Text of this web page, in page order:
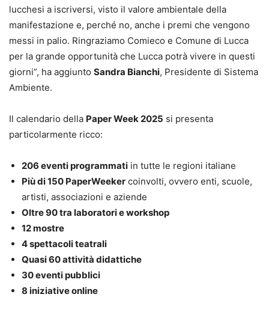
lucchesi a iscriversi, visto il valore ambientale della
manifestazione e, perché no, anche i premi che vengono
messi in palio. Ringraziamo Comieco e Comune di Lucca
per la grande opportunità che Lucca potrà vivere in questi
giorni”, ha aggiunto Sandra Bianchi, Presidente di Sistema
Ambiente.
Il calendario della Paper Week 2025 si presenta
particolarmente ricco:
206 eventi programmati in tutte le regioni italiane
Più di 150 PaperWeeker coinvolti, ovvero enti, scuole,
artisti, associazioni e aziende
Oltre 90 tra laboratori e workshop
12 mostre
4 spettacoli teatrali
Quasi 60 attività didattiche
30 eventi pubblici
8 iniziative online